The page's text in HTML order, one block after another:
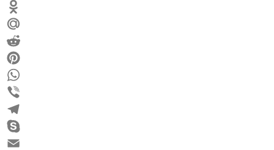
Twitter
Odnoklassniki
Mail.Ru
Reddit
Pinterest
WhatsApp
Viber
Telegram
Skype